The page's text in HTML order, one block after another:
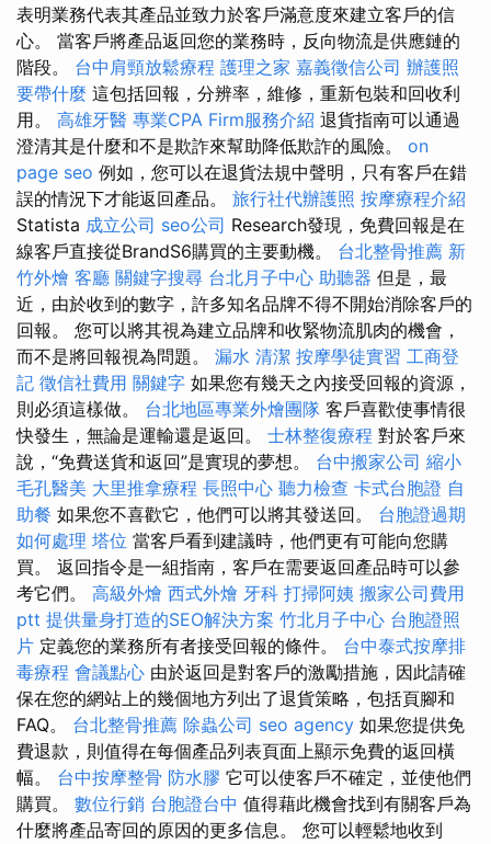
表明業務代表其產品並致力於客戶滿意度來建立客戶的信
心。 當客戶將產品返回您的業務時，反向物流是供應鏈的
階段。 台中肩頸放鬆療程 護理之家 嘉義徵信公司 辦護照
要帶什麼 這包括回報，分辨率，維修，重新包裝和回收利
用。 高雄牙醫 專業CPA Firm服務介紹 退貨指南可以通過
澄清其是什麼和不是欺詐來幫助降低欺詐的風險。 on
page seo 例如，您可以在退貨法規中聲明，只有客戶在錯
誤的情況下才能返回產品。 旅行社代辦護照 按摩療程介紹
Statista 成立公司 seo公司 Research發現，免費回報是在
線客戶直接從BrandS6購買的主要動機。 台北整骨推薦 新
竹外燴 客廳 關鍵字搜尋 台北月子中心 助聽器 但是，最
近，由於收到的數字，許多知名品牌不得不開始消除客戶的
回報。 您可以將其視為建立品牌和收緊物流肌肉的機會，
而不是將回報視為問題。 漏水 清潔 按摩學徒實習 工商登
記 徵信社費用 關鍵字 如果您有幾天之內接受回報的資源，
則必須這樣做。 台北地區專業外燴團隊 客戶喜歡使事情很
快發生，無論是運輸還是返回。 士林整復療程 對於客戶來
說，“免費送貨和返回”是實現的夢想。 台中搬家公司 縮小
毛孔醫美 大里推拿療程 長照中心 聽力檢查 卡式台胞證 自
助餐 如果您不喜歡它，他們可以將其發送回。 台胞證過期
如何處理 塔位 當客戶看到建議時，他們更有可能向您購
買。 返回指令是一組指南，客戶在需要返回產品時可以參
考它們。 高級外燴 西式外燴 牙科 打掃阿姨 搬家公司費用
ptt 提供量身打造的SEO解決方案 竹北月子中心 台胞證照
片 定義您的業務所有者接受回報的條件。 台中泰式按摩排
毒療程 會議點心 由於返回是對客戶的激勵措施，因此請確
保在您的網站上的幾個地方列出了退貨策略，包括頁腳和
FAQ。 台北整骨推薦 除蟲公司 seo agency 如果您提供免
費退款，則值得在每個產品列表頁面上顯示免費的返回橫
幅。 台中按摩整骨 防水膠 它可以使客戶不確定，並使他們
購買。 數位行銷 台胞證台中 值得藉此機會找到有關客戶為
什麼將產品寄回的原因的更多信息。 您可以輕鬆地收到